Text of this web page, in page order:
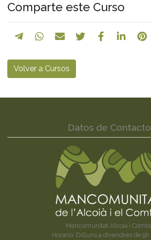
Comparte este Curso
Volver a Cursos
Datos de Contacto
Mancomunitat Alcoià i
Horario: Dilluns a divendres de 9h